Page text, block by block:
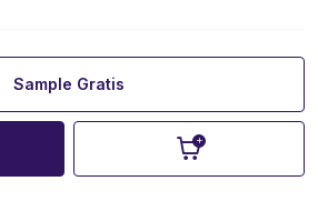
Sample Gratis